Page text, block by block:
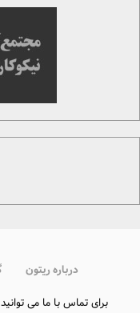
درباره ریتون